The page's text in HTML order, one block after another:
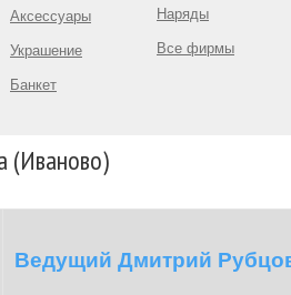
Аксессуары
Украшение
Банкет
Наряды
Все фирмы
(Иваново)
Ведущий Дмитрий